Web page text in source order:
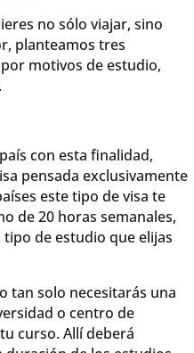
no sólo viajar, sino
planteamos tres
motivos de estudio,
con esta finalidad,
pensada exclusivamente
este tipo de visa te
de 20 horas semanales,
de estudio que elijas
tan solo necesitarás una
o centro de
curso. Allí deberá